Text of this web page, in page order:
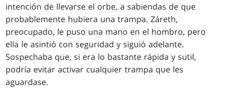
intención de llevarse el orbe, a sabiendas de que
probablemente hubiera una trampa. Záreth,
preocupado, le puso una mano en el hombro, pero
ella le asintió con seguridad y siguió adelante.
Sospechaba que, si era lo bastante rápida y sutil,
podría evitar activar cualquier trampa que les
aguardase.